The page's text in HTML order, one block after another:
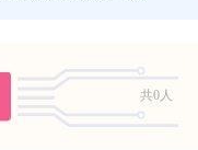
共0人